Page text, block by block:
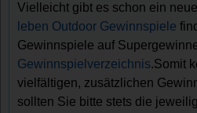
Vielleicht gibt es schon ein
leben Outdoor Gewinnspiele
Gewinnspiele auf
Gewinnspielverzeichnis.Somit
vielfältigen, zusätzlichen
sollten Sie bitte stets die